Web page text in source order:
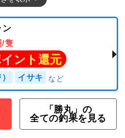
ン
/隻
ント還元
イサキ
「勝丸」の
全ての釣果を見る